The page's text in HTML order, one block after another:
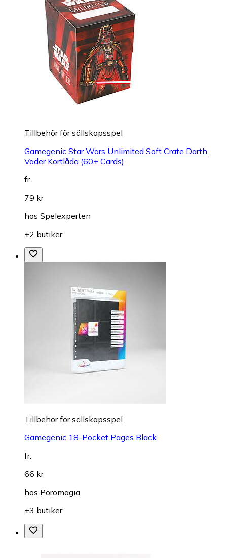
Tillbehör för sällskapsspel
Gamegenic Star Wars Unlimited Soft Crate Darth
Vader Kortlåda (60+ Cards)
fr.
79 kr
hos Spelexperten
+2 butiker
Tillbehör för sällskapsspel
Gamegenic 18-Pocket Pages Black
fr.
66 kr
hos Poromagia
+3 butiker